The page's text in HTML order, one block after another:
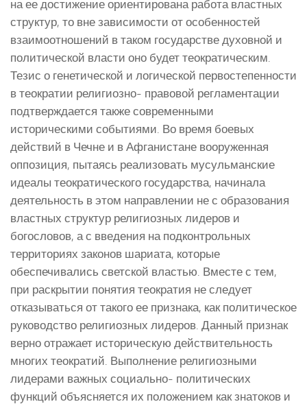
на ее достижение ориентирована работа властных
структур, то вне зависимости от особенностей
взаимоотношений в таком государстве духовной и
политической власти оно будет теократическим.
Тезис о генетической и логической первостепенности
в теократии религиозно- правовой регламентации
подтверждается также современными
историческими событиями. Во время боевых
действий в Чечне и в Афганистане вооруженная
оппозиция, пытаясь реализовать мусульманские
идеалы теократического государства, начинала
деятельность в этом направлении не с образования
властных структур религиозных лидеров и
богословов, а с введения на подконтрольных
территориях законов шариата, которые
обеспечивались светской властью. Вместе с тем,
при раскрытии понятия теократия не следует
отказываться от такого ее признака, как политическое
руководство религиозных лидеров. Данный признак
верно отражает историческую действительность
многих теократий. Выполнение религиозными
лидерами важных социально- политических
функций объясняется их положением как знатоков и